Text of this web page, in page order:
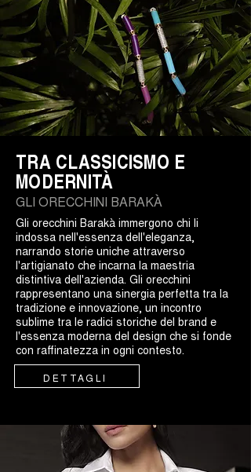
TRA CLASSICISMO E
MODERNITÀ
GLI ORECCHINI BARAKÀ
Gli orecchini Barakà immergono chi li
indossa nell'essenza dell'eleganza,
narrando storie uniche attraverso
l'artigianato che incarna la maestria
distintiva dell'azienda. Gli orecchini
rappresentano una sinergia perfetta tra la
tradizione e innovazione, un incontro
sublime tra le radici storiche del brand e
l'essenza moderna del design che si fonde
con raffinatezza in ogni contesto.
DETTAGLI